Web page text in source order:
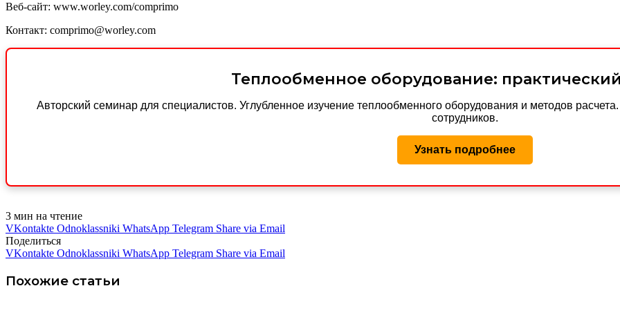
Веб-сайт: www.worley.com/comprimo
Контакт: comprimo@worley.com
Теплообменное оборудование:
Авторский семинар для специалистов. Углубленное изучение теплообменного оборудования и методов
сотрудников.
Узнать подробнее
3 мин на чтение
VKontakte Odnoklassniki WhatsApp Telegram Share via Email
Поделиться
VKontakte Odnoklassniki WhatsApp Telegram Share via Email
Похожие статьи